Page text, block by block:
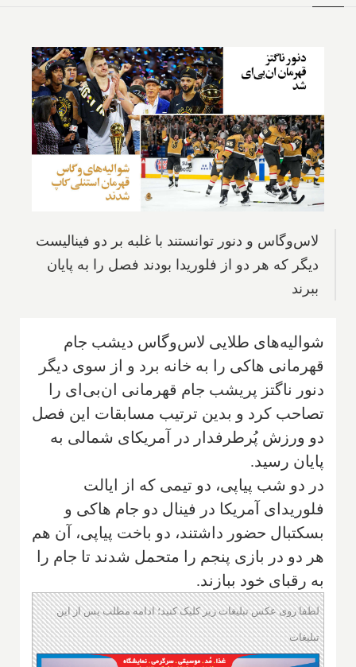
لاس‌وگاس و دنور توانستند با غلبه بر دو فینالیست
دیگر که هر دو از فلوریدا بودند فصل را به پایان
ببرند
شوالیه‌های طلایی لاس‌وگاس دیشب جام
قهرمانی هاکی را به خانه برد و از سوی دیگر
دنور ناگتز پریشب جام قهرمانی ان‌بی‌ای را
تصاحب کرد و بدین ترتیب مسابقات این فصل
دو ورزش پُرطرفدار در آمریکای شمالی به
پایان رسید.
در دو شب پیاپی، دو تیمی که از ایالت
فلوریدای آمریکا در فینال دو جام هاکی و
بسکتبال حضور داشتند، دو باخت پیاپی، آن هم
هر دو در بازی پنجم را متحمل شدند تا جام را
به رقبای خود ببازند.
لطفا روی عکس تبلیغات زیر کلیک کنید؛ ادامه مطلب پس از این
تبلیغات